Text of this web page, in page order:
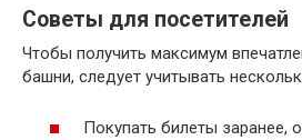
Советы для посетителей
Чтобы получить максимум
башни, следует учитывать
Покупать билеты заранее,